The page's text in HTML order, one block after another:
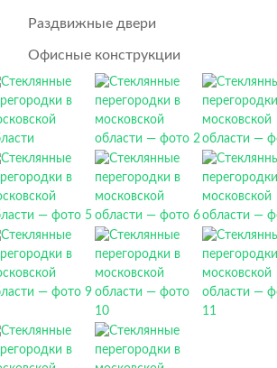
Раздвижные двери
Офисные конструкции